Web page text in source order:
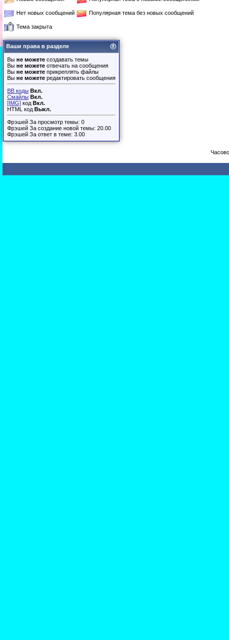
Нет новых сообщений Популярная тема без новых сообщений
Тема закрыта
Ваши права в разделе
Вы не можете создавать темы
Вы не можете отвечать на сообщения
Вы не можете прикреплять файлы
Вы не можете редактировать сообщения
BB коды Вкл.
Смайлы Вкл.
[IMG] код Вкл.
HTML код Выкл.
Фрэшей За просмотр темы: 0
Фрэшей За создание новой темы: 20.00
Фрэшей За ответ в теме: 3.00